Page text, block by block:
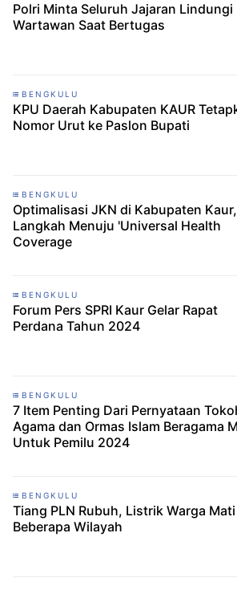
Polri Minta Seluruh Jajaran Lindungi
Wartawan Saat Bertugas
BENGKULU
KPU Daerah Kabupaten KAUR
Nomor Urut ke Paslon Bupati
BENGKULU
Optimalisasi JKN di Kabupaten Kaur,
Langkah Menuju 'Universal Health
Coverage
BENGKULU
Forum Pers SPRI Kaur Gelar Rapat
Perdana Tahun 2024
BENGKULU
7 Item Penting Dari Pernyataan
Agama dan Ormas Islam Beragama MUI
Untuk Pemilu 2024
BENGKULU
Tiang PLN Rubuh, Listrik Warga
Beberapa Wilayah